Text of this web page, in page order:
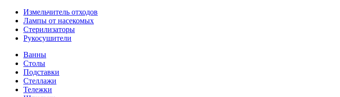
Измельчитель отходов
Лампы от насекомых
Стерилизаторы
Рукосушители
Ванны
Столы
Подставки
Стеллажи
Тележки